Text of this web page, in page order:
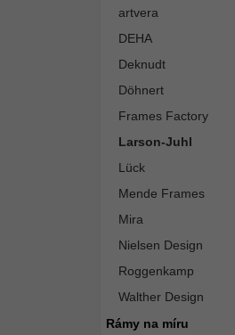
artvera
DEHA
Deknudt
Döhnert
Frames Factory
Larson-Juhl
Lück
Mende Frames
Mira
Nielsen Design
Roggenkamp
Walther Design
Rámy na míru